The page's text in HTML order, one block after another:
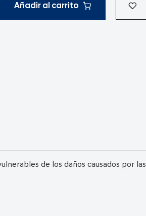
Añadir al carrito
de los daños causados por las